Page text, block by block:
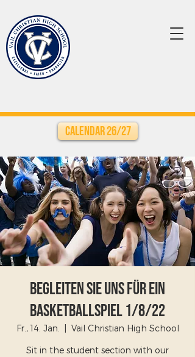
Calendar 26/27
Begleiten Sie uns für ein
Basketballspiel 1/8/22
Fr., 14. Jan. Vail Christian High School
Sit in the student section with our